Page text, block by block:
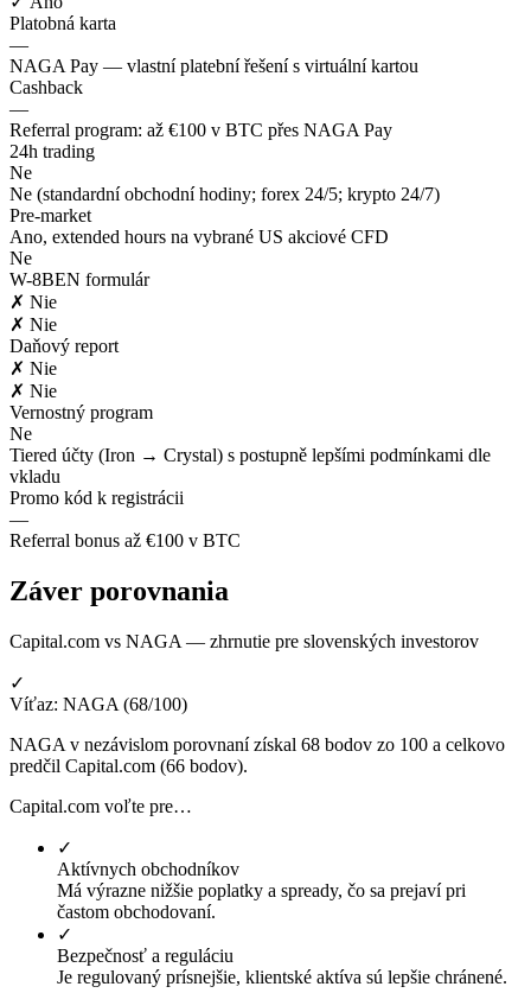
Platobná karta
—
NAGA Pay — vlastní platební řešení s virtuální kartou
Cashback
—
Referral program: až €100 v BTC přes NAGA Pay
24h trading
Ne
Ne (standardní obchodní hodiny; forex 24/5; krypto 24/7)
Pre-market
Ano, extended hours na vybrané US akciové CFD
Ne
W-8BEN formulár
✗ Nie
✗ Nie
Daňový report
✗ Nie
✗ Nie
Vernostný program
Ne
Tiered účty (Iron → Crystal) s postupně lepšími podmínkami dle
vkladu
Promo kód k registrácii
—
Referral bonus až €100 v BTC
Záver porovnania
Capital.com vs NAGA — zhrnutie pre slovenských investorov
✓
Víťaz: NAGA (68/100)
NAGA v nezávislom porovnaní získal 68 bodov zo 100 a celkovo
predčil Capital.com (66 bodov).
Capital.com voľte pre…
✓
Aktívnych obchodníkov
Má výrazne nižšie poplatky a spready, čo sa prejaví pri
častom obchodovaní.
✓
Bezpečnosť a reguláciu
Je regulovaný prísnejšie, klientské aktíva sú lepšie chránené.